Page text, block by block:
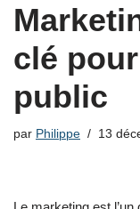
clé
public
par Philippe 13